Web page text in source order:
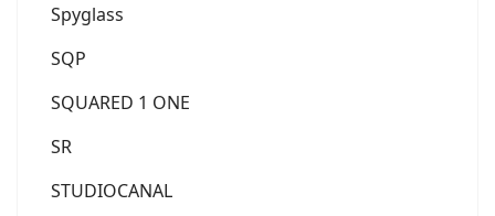
Spyglass
SQP
SQUARED 1 ONE
SR
STUDIOCANAL